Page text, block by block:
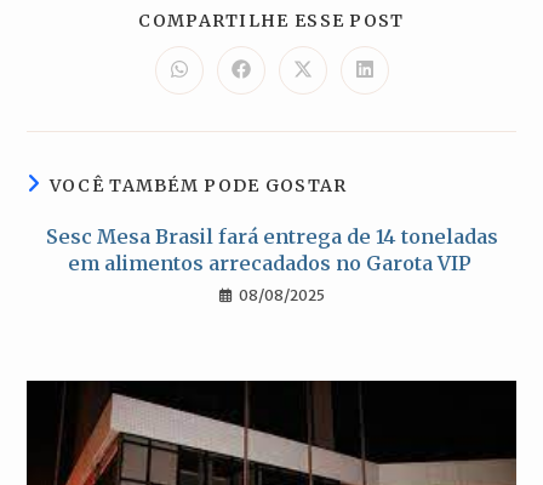
COMPARTILHE ESSE POST
Abre
em
nova
Abre
em
nova
Abre
em
nova
Abre
em
nova
VOCÊ TAMBÉM PODE GOSTAR
Sesc Mesa Brasil fará entrega de 14 toneladas
em alimentos arrecadados no Garota VIP
08/08/2025